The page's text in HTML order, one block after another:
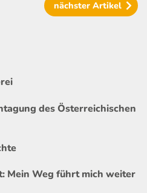
nächster Artikel
des Österreichischen
Mein Weg führt mich weiter